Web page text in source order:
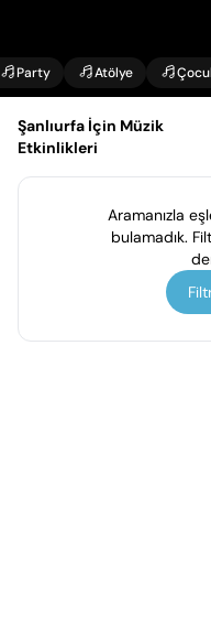
Party Atölye
Şanlıurfa İçin Müzik
Etkinlikleri
Aramanızla
bulamadık.